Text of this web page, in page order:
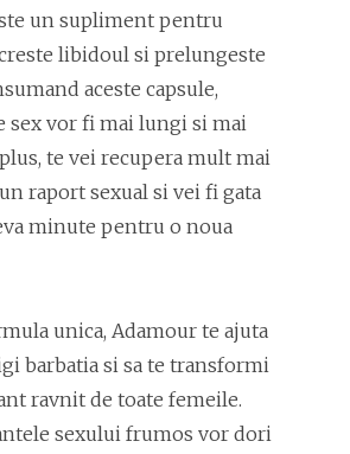
un supliment pentru
libidoul si prelungeste
aceste capsule,
sex vor fi mai lungi si mai
te vei recupera mult mai
raport sexual si vei fi gata
minute pentru o noua
unica, Adamour te ajuta
barbatia si sa te transformi
ravnit de toate femeile.
sexului frumos vor dori